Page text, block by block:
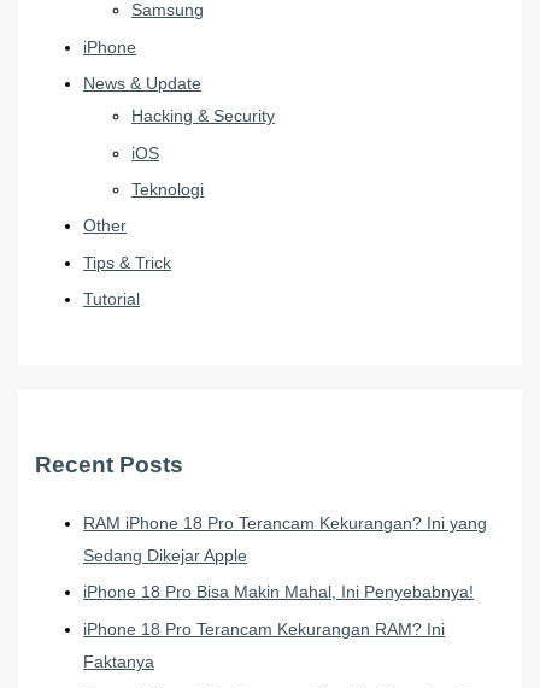
Samsung
iPhone
News & Update
Hacking & Security
iOS
Teknologi
Other
Tips & Trick
Tutorial
Recent Posts
RAM iPhone 18 Pro Terancam Kekurangan? Ini yang
Sedang Dikejar Apple
iPhone 18 Pro Bisa Makin Mahal, Ini Penyebabnya!
iPhone 18 Pro Terancam Kekurangan RAM? Ini
Faktanya